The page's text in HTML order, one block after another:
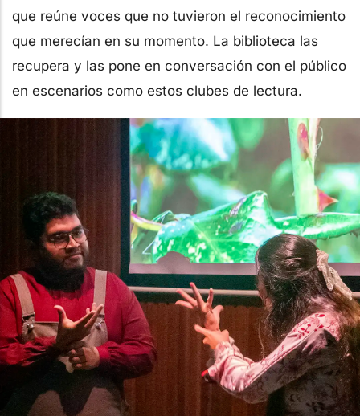
que reúne voces que no tuvieron el reconocimiento
que merecían en su momento. La biblioteca las
recupera y las pone en conversación con el público
en escenarios como estos clubes de lectura.